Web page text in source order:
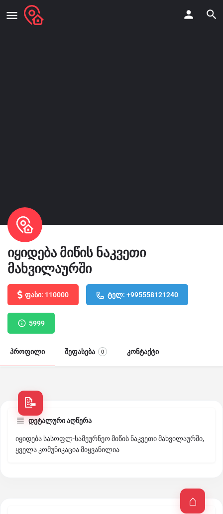
იყიდება მიწის ნაკვეთი
მახვილაურში
ფასი: 110000 ტელ: +995558121240
5999
პროფილი შეფასება 0 კონტაქტი
დეტალური აღწერა
იყიდება სასოფლ-სამეურნეო მიწის ნაკვეთი მახვილაურში,
ყველა კომუნიკაცია მიყვანილია